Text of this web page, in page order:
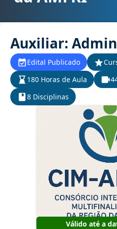
Auxiliar:
Edital Publicado
180 Horas de Aula
8 Disciplinas
Válido até a